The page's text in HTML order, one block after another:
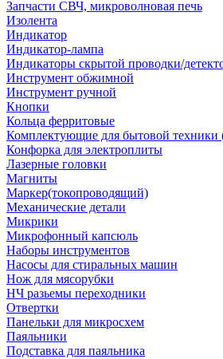
Запчасти СВЧ, микроволновая печь
Изолента
Индикатор
Индикатор-лампа
Индикаторы скрытой проводки/
Инструмент обжимной
Инструмент ручной
Кнопки
Кольца ферритовые
Комплектующие для бытовой техники
Конфорка для электроплиты
Лазерные головки
Магниты
Маркер(токопроводящий)
Механические детали
Микрики
Микрофонный капсюль
Наборы инструментов
Насосы для стиральных машин
Нож для мясорубки
НЧ разьемы переходники
Отвертки
Панельки для микросхем
Паяльники
Подставка для паяльника